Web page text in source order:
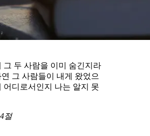
그 두 사람을 이미 숨긴지라
그 사람들이 내게 왔었으
어디로서인지 나는 알지 못
절